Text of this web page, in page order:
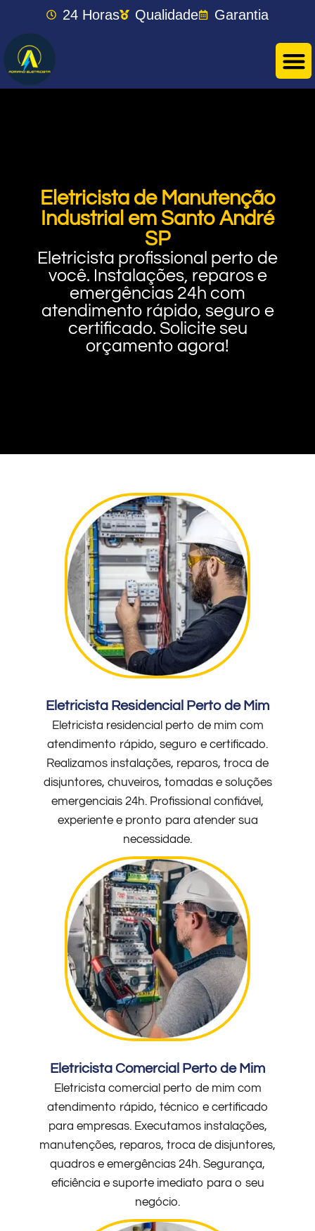
24 Horas Qualidade Garantia
Eletricista de Manutenção
Industrial em Santo André
SP
Eletricista profissional perto de
você. Instalações, reparos e
emergências 24h com
atendimento rápido, seguro e
certificado. Solicite seu
orçamento agora!
Eletricista Residencial Perto de Mim
Eletricista residencial perto de mim com
atendimento rápido, seguro e certificado.
Realizamos instalações, reparos, troca de
disjuntores, chuveiros, tomadas e soluções
emergenciais 24h. Profissional confiável,
experiente e pronto para atender sua
necessidade.
Eletricista Comercial Perto de Mim
Eletricista comercial perto de mim com
atendimento rápido, técnico e certificado
para empresas. Executamos instalações,
manutenções, reparos, troca de disjuntores,
quadros e emergências 24h. Segurança,
eficiência e suporte imediato para o seu
negócio.